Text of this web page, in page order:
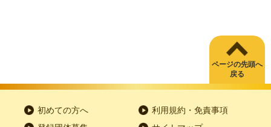
ページの先頭へ
戻る
初めての方へ
利用規約・免責事項